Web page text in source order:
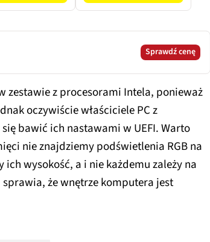
Sprawdź cenę
zestawie z procesorami Intela, ponieważ
oczywiście właściciele PC z
bawić ich nastawami w UEFI. Warto
nie znajdziemy podświetlenia RGB na
ich wysokość, a i nie każdemu zależy na
że wnętrze komputera jest